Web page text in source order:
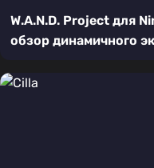
W.A.N.D. Project для
обзор динамичного